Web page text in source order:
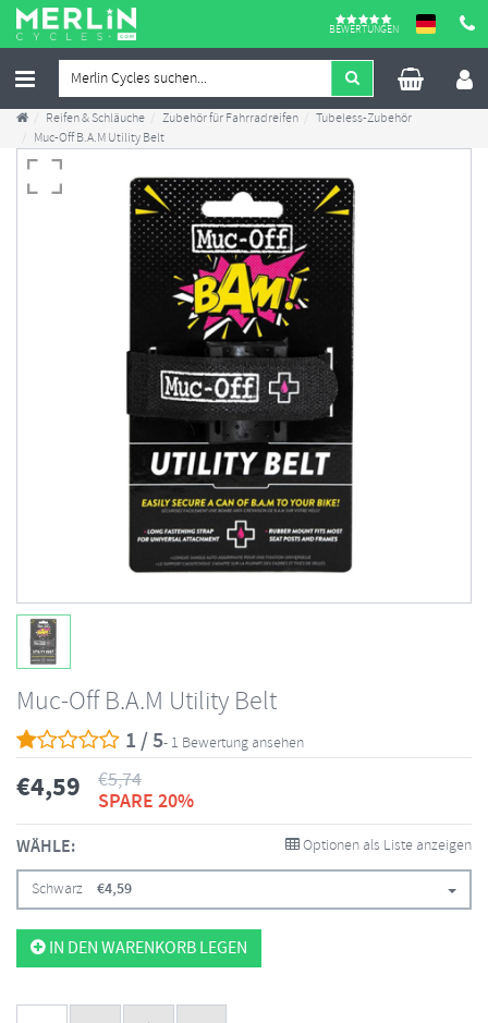
BEWERTUNGEN
Reifen & Schläuche Zubehör für Fahrradreifen
Tubeless-Zubehör
Muc-Off B.A.M Utility Belt
Muc-Off B.A.M Utility Belt
1 / 5- 1 Bewertung ansehen
€4,59 €5,74
SPARE 20%
WÄHLE: Optionen als Liste anzeigen
Schwarz €4,59
IN DEN WARENKORB LEGEN